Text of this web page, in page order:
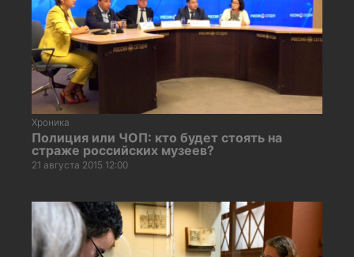
Хроника
Полиция или ЧОП: кто будет стоять на
страже российских музеев?
21 августа 2015 12:00